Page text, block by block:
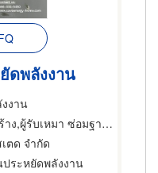
ดพลังงาน
งาน
รากและโครงสร้างก่อสร้าง,วิศวกรโครงสร้าง
ตด จำกัด
ระหยัดพลังงาน